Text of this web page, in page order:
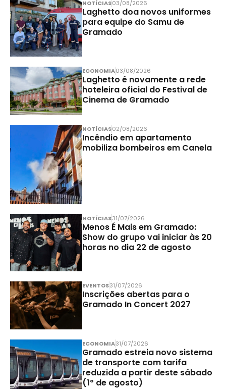
NOTÍCIAS03/08/2026
Laghetto doa novos uniformes
para equipe do Samu de
Gramado
ECONOMIA03/08/2026
Laghetto é novamente a rede
hoteleira oficial do Festival de
Cinema de Gramado
NOTÍCIAS02/08/2026
Incêndio em apartamento
mobiliza bombeiros em Canela
NOTÍCIAS31/07/2026
Menos É Mais em Gramado:
Show do grupo vai iniciar às 20
horas no dia 22 de agosto
EVENTOS31/07/2026
Inscrições abertas para o
Gramado In Concert 2027
ECONOMIA31/07/2026
Gramado estreia novo sistema
de transporte com tarifa
reduzida a partir deste sábado
(1º de agosto)